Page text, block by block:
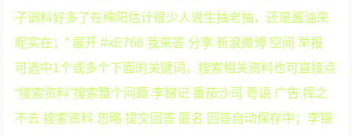
子调料好多了在绵阳估计很少人说生抽老抽，还是酱油来
呢实在；” 展开 #xE768 我来答 分享 新浪微博 空间 举报
可选中1个或多个下面的关键词，搜索相关资料也可直接点
“搜索资料”搜索整个问题 李锦记 番茄沙司 粤语 广告 挥之
不去 搜索资料 忽略 提交回答 匿名 回答自动保存中；李锦